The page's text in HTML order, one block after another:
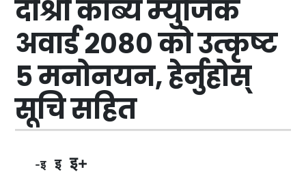
दोश्रो काब्य म्युजिक
अवार्ड २०८० को उत्कृष्ट
५ मनोनयन, हेर्नुहोस्
सूचि सहित
-इ इ इ+